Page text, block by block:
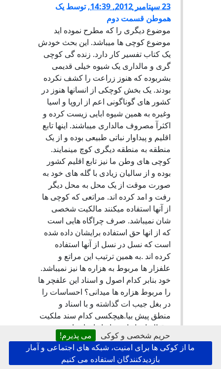
حریم شخصی و کوکی
می پذیرم!
ما از کوکی ها برای امنیت، شبکه های اجتماعی و آمار
بازدیدکنندگان استفاده می کنیم
23 سپتامبر 2012, 14:39 ,توسط یک
هموطن قسمت دوم
موضوع دیگری را که مطرح نموده اید
موضوع کوچی ها میباشد. این بحث خودش
یک کتاب تفسیر کار دارد. زنده گی کوچی
گری و مالداری یک شیوه خیلی قدیمی
بشربوده که هنوز زراعت را کشف نکرده
بودند. یک بخش کوچکی از انسانها هنوز در
کشور های گوناگونی اعم از اروپا و اسیا
وغیره به همین شیوه ابایی زیست کرده و
اکثرآ مصروف مالداری میباشند. اینها تابع
اقلیم و پیداوار نباتی طبیعی بوده و از یک
منطقه به منطقه دیگری کوچ مینمایند.
کوچی های وطن ما نیز تابع اقلیم کشور
بوده و از سالیان زیادی با گله های خود به
صورت موقت از یک محل به محل دیگر
رفت و امد کرده اند. مراتعی که کوچی ها
از آنها استفاده میکنند مالکیت شخصی
شان نمیباشد. صرف چراگاه هایی است
که از انها حق استفاده برایشان داده شده
است که نسل در نسل از آنها استفاده
کرده اند .به همین ترتیب این مراتع و
علفزار ها مربوط به هزاره ها نیز نمیباشد.
خود بنابر کدام اصول و اسناد این علفچر ها
را مربوط هزاره ها میدانی؟ احساسات را
در بغل جیب ات گذاشته و با اسناد و
منطق پیش بیا.هیچکسی کدام سند ملکیت
و قباله ای از این جا ها را ندارد.این زمین
ها مربوط دولت و وزارت زراعت است.
یعنی ملکیت عام است. واستفاده معقول
و مشترک از آن صورت بگیرد. علت ازدیاد